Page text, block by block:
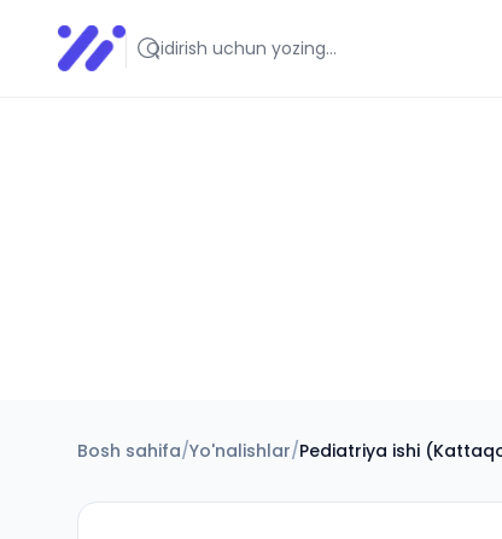
Infoedu
Ta&#039;lim xabarlari va yangiliklari
Bosh sahifa/Yo'nalishlar/Pediatriya ishi